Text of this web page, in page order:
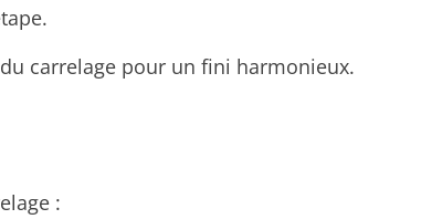
carrelage pour un fini harmonieux.
: